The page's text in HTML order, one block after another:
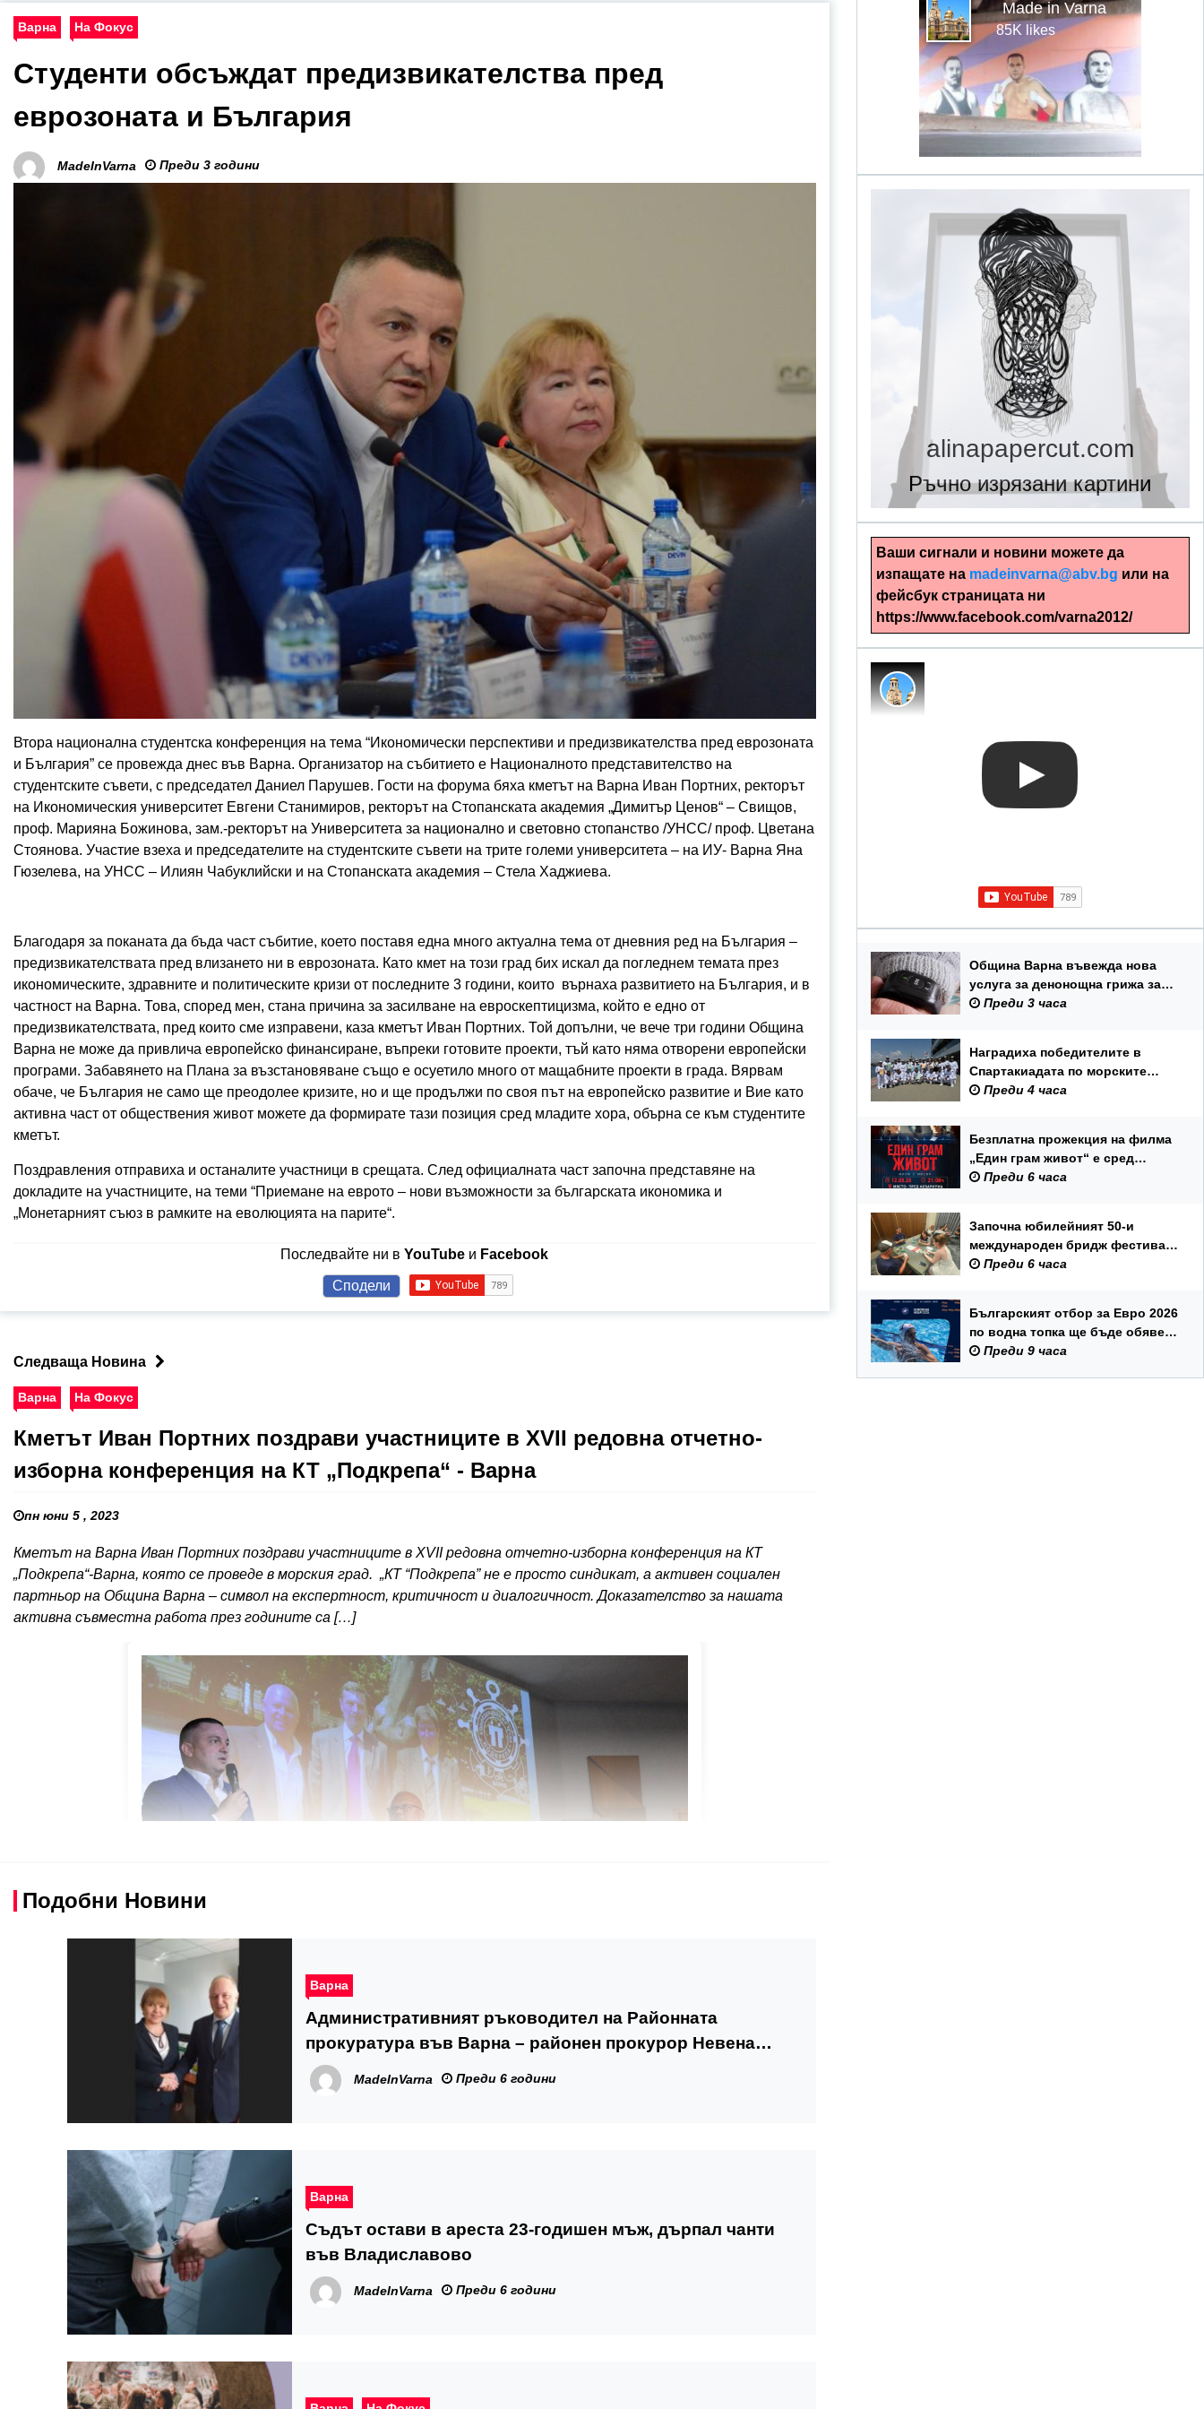
Варна На Фокус
Студенти обсъждат предизвикателства пред
еврозоната и България
MadeInVarna Преди 3 години
Втора национална студентска конференция на тема “Икономически перспективи и предизвикателства пред еврозоната
и България” се провежда днес във Варна. Организатор на събитието е Националното представителство на
студентските съвети, с председател Даниел Парушев. Гости на форума бяха кметът на Варна Иван Портних, ректорът
на Икономическия университет Евгени Станимиров, ректорът на Стопанската академия „Димитър Ценов“ – Свищов,
проф. Марияна Божинова, зам.-ректорът на Университета за национално и световно стопанство /УНСС/ проф. Цветана
Стоянова. Участие взеха и председателите на студентските съвети на трите големи университета – на ИУ- Варна Яна
Гюзелева, на УНСС – Илиян Чабуклийски и на Стопанската академия – Стела Хаджиева.
Благодаря за поканата да бъда част събитие, което поставя една много актуална тема от дневния ред на България –
предизвикателствата пред влизането ни в еврозоната. Като кмет на този град бих искал да погледнем темата през
икономическите, здравните и политическите кризи от последните 3 години, които върнаха развитието на България, и в
частност на Варна. Това, според мен, стана причина за засилване на евроскептицизма, който е едно от
предизвикателствата, пред които сме изправени, каза кметът Иван Портних. Той допълни, че вече три години Община
Варна не може да привлича европейско финансиране, въпреки готовите проекти, тъй като няма отворени европейски
програми. Забавянето на Плана за възстановяване също е осуетило много от мащабните проекти в града. Вярвам
обаче, че България не само ще преодолее кризите, но и ще продължи по своя път на европейско развитие и Вие като
активна част от обществения живот можете да формирате тази позиция сред младите хора, обърна се към студентите
кметът.
Поздравления отправиха и останалите участници в срещата. След официалната част започна представяне на
докладите на участниците, на теми “Приемане на еврото – нови възможности за българската икономика и
„Монетарният съюз в рамките на еволюцията на парите“.
Последвайте ни вYouTube и Facebook
Сподели
Следваща Новина
Варна На Фокус
Кметът Иван Портних поздрави участниците в XVII редовна отчетно-
изборна конференция на КТ „Подкрепа“ - Варна
пн юни 5 , 2023
Кметът на Варна Иван Портних поздрави участниците в XVII редовна отчетно-изборна конференция на КТ
„Подкрепа“-Варна, която се проведе в морския град. „КТ “Подкрепа” не е просто синдикат, а активен социален
партньор на Община Варна – символ на експертност, критичност и диалогичност. Доказателство за нашата
активна съвместна работа през годините са […]
Подобни Новини
Варна
Административният ръководител на Районната
прокуратура във Варна – районен прокурор Невена
Илиева встъпи официално в длъжност
MadeInVarna Преди 6 години
Варна
Съдът остави в ареста 23-годишен мъж, дърпал чанти
във Владиславово
MadeInVarna Преди 6 години
Made in Varna
85K likes
alinapapercut.com
Ръчно изрязани картини
Ваши сигнали и новини можете да
изпащате на madeinvarna@abv.bg или на
фейсбук страницата ни
https://www.facebook.com/varna2012/
Община Варна въвежда нова
услуга за денонощна грижа за
възрастни хора и лица с трайни
Преди 3 часа
Наградиха победителите в
Спартакиадата по морските
спортове на Военноморските
Преди 4 часа
Безплатна прожекция на филма
„Един грам живот“ е сред
събитията за Международния
Преди 6 часа
Започна юбилейният 50-и
международен бридж фестивал
„Варна“
Преди 6 часа
Българският отбор за Евро 2026
по водна топка ще бъде обявен
на 7 август
Преди 9 часа